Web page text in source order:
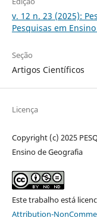
v. 12 n. 23 (2025):
Pesquisas em
Seção
Artigos Científicos
Licença
Copyright (c) 2025
Ensino de Geografia
Este trabalho está
Attribution-